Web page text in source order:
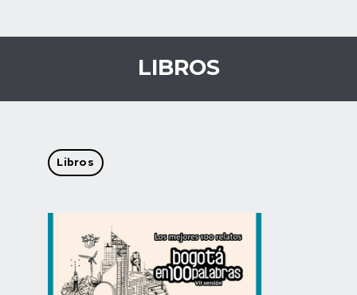
LIBROS
Libros